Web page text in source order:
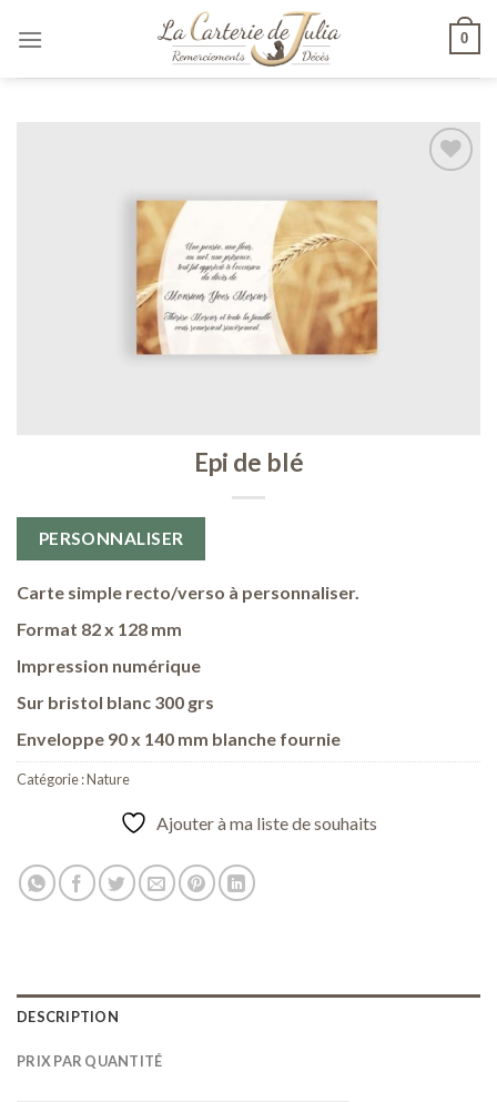
0
Epi de blé
PERSONNALISER
Carte simple recto/verso à personnaliser.
Format 82 x 128 mm
Impression numérique
Sur bristol blanc 300 grs
Enveloppe 90 x 140 mm blanche fournie
Catégorie :Nature
Ajouter à ma liste de souhaits
DESCRIPTION
PRIX PAR QUANTITÉ